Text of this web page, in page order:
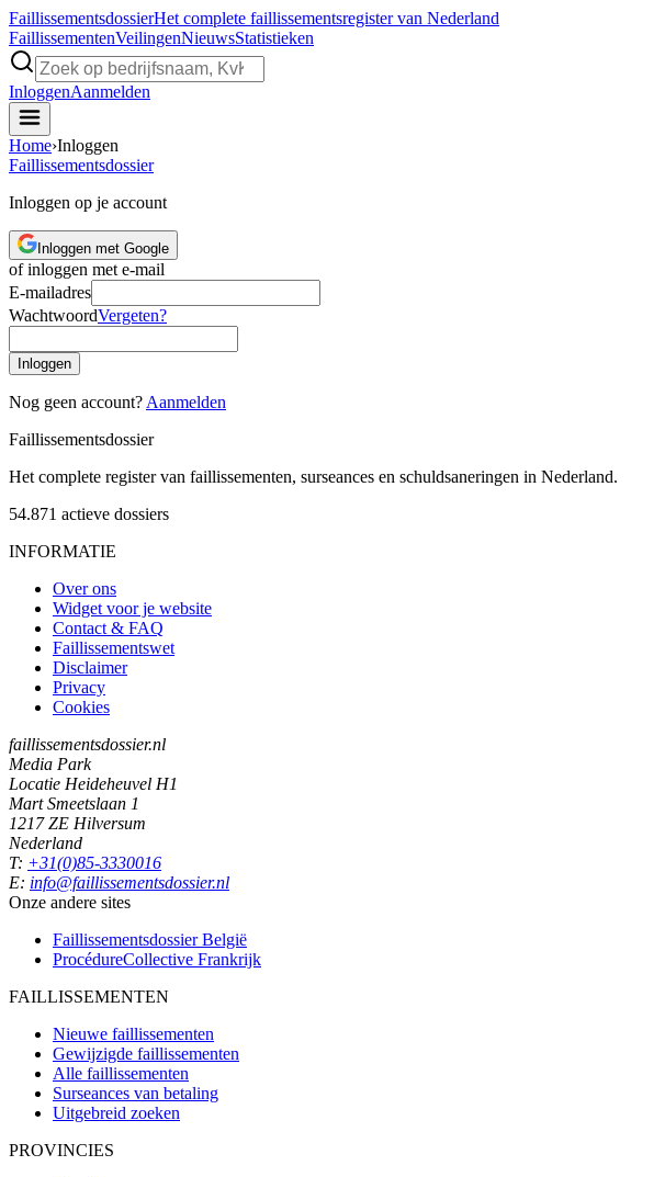
FaillissementsdossierHet complete faillissementsregister van Nederland
FaillissementenVeilingenNieuwsStatistieken
InloggenAanmelden
Home›Inloggen
Faillissementsdossier
Inloggen op je account
Inloggen met Google
of inloggen met e-mail
E-mailadres
WachtwoordVergeten?
Inloggen
Nog geen account? Aanmelden
Faillissementsdossier
Het complete register van faillissementen, surseances en schuldsaneringen in Nederland.
54.871 actieve dossiers
INFORMATIE
Over ons
Widget voor je website
Contact & FAQ
Faillissementswet
Disclaimer
Privacy
Cookies
faillissementsdossier.nl
Media Park
Locatie Heideheuvel H1
Mart Smeetslaan 1
1217 ZE Hilversum
Nederland
T: +31(0)85-3330016
E: info@faillissementsdossier.nl
Onze andere sites
Faillissementsdossier België
ProcédureCollective Frankrijk
FAILLISSEMENTEN
Nieuwe faillissementen
Gewijzigde faillissementen
Alle faillissementen
Surseances van betaling
Uitgebreid zoeken
PROVINCIES